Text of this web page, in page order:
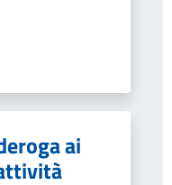
ai